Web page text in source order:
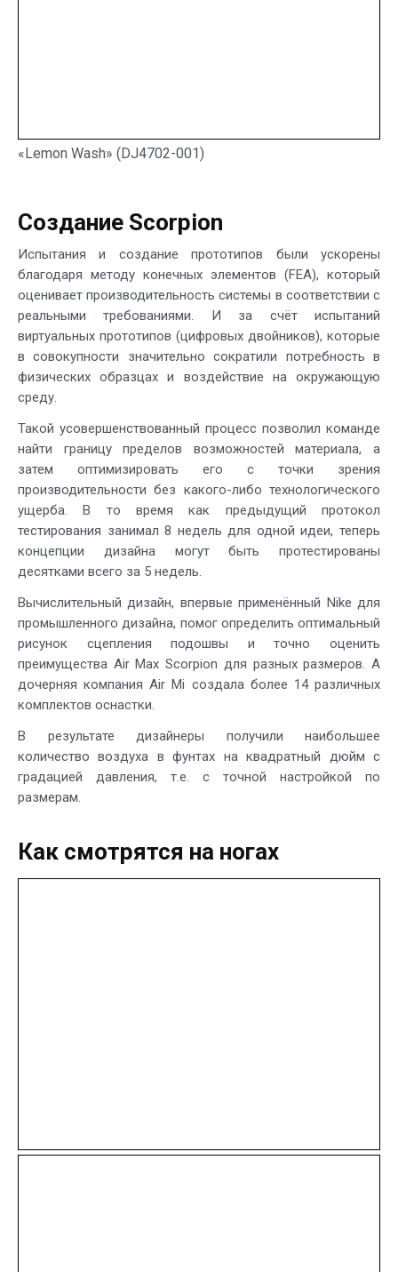
«Lemon Wash» (DJ4702-001)
Создание Scorpion
Испытания и создание прототипов были ускорены
благодаря методу конечных элементов (FEA), который
оценивает производительность системы в соответствии с
реальными требованиями. И за счёт испытаний
виртуальных прототипов (цифровых двойников), которые
в совокупности значительно сократили потребность в
физических образцах и воздействие на окружающую
среду.
Такой усовершенствованный процесс позволил команде
найти границу пределов возможностей материала, а
затем оптимизировать его с точки зрения
производительности без какого-либо технологического
ущерба. В то время как предыдущий протокол
тестирования занимал 8 недель для одной идеи, теперь
концепции дизайна могут быть протестированы
десятками всего за 5 недель.
Вычислительный дизайн, впервые применённый Nike для
промышленного дизайна, помог определить оптимальный
рисунок сцепления подошвы и точно оценить
преимущества Air Max Scorpion для разных размеров. А
дочерняя компания Air Mi создала более 14 различных
комплектов оснастки.
В результате дизайнеры получили наибольшее
количество воздуха в фунтах на квадратный дюйм с
градацией давления, т.е. с точной настройкой по
размерам.
Как смотрятся на ногах